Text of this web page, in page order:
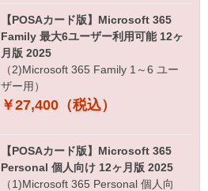
【POSAカード版】Microsoft 365
Family 最大6ユーザー利用可能 12ヶ
月版 2025
（2)Microsoft 365 Family 1～6 ユー
ザー用）
￥27,400（税込）
【POSAカード版】Microsoft 365
Personal 個人向け 12ヶ月版 2025
（1)Microsoft 365 Personal 個人向